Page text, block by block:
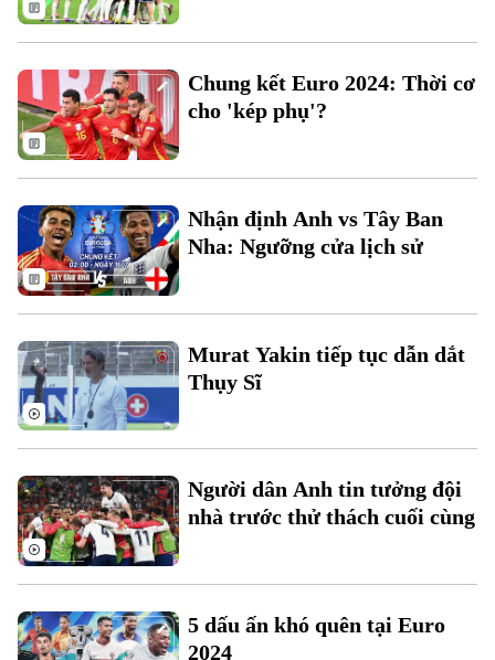
Theo dõi Hà Nội On
Điện ảnh
Âm nhạc
Chung kết Euro 2024: Thời cơ
cho 'kép phụ'?
Nhận định Anh vs Tây Ban
Nha: Ngưỡng cửa lịch sử
Murat Yakin tiếp tục dẫn dắt
Thụy Sĩ
Người dân Anh tin tưởng đội
nhà trước thử thách cuối cùng
5 dấu ấn khó quên tại Euro
2024